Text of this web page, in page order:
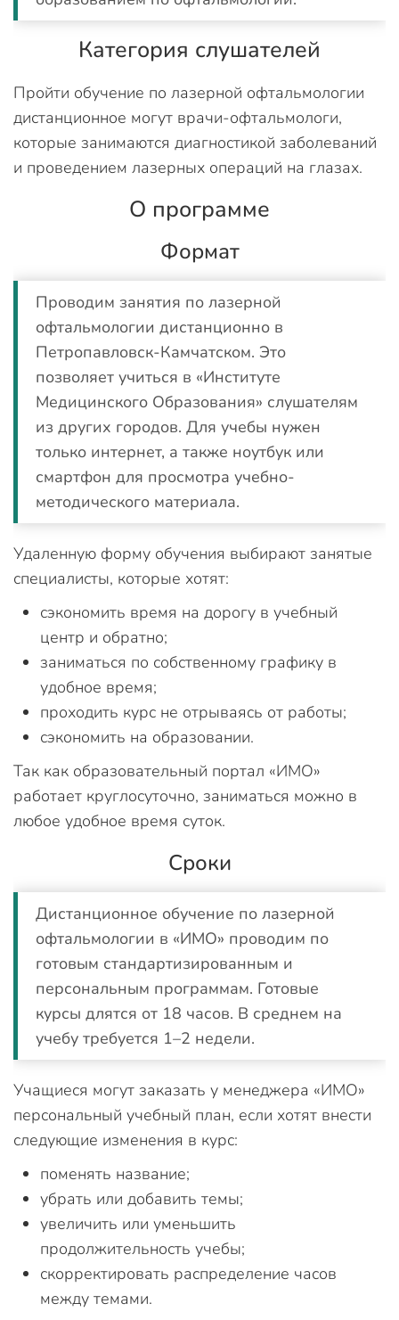
Категория слушателей
Пройти обучение по лазерной офтальмологии
дистанционное могут врачи-офтальмологи,
которые занимаются диагностикой заболеваний
и проведением лазерных операций на глазах.
О программе
Формат
Проводим занятия по лазерной
офтальмологии дистанционно в
Петропавловск-Камчатском. Это
позволяет учиться в «Институте
Медицинского Образования» слушателям
из других городов. Для учебы нужен
только интернет, а также ноутбук или
смартфон для просмотра учебно-
методического материала.
Удаленную форму обучения выбирают занятые
специалисты, которые хотят:
сэкономить время на дорогу в учебный
центр и обратно;
заниматься по собственному графику в
удобное время;
проходить курс не отрываясь от работы;
сэкономить на образовании.
Так как образовательный портал «ИМО»
работает круглосуточно, заниматься можно в
любое удобное время суток.
Сроки
Дистанционное обучение по лазерной
офтальмологии в «ИМО» проводим по
готовым стандартизированным и
персональным программам. Готовые
курсы длятся от 18 часов. В среднем на
учебу требуется 1–2 недели.
Учащиеся могут заказать у менеджера «ИМО»
персональный учебный план, если хотят внести
следующие изменения в курс:
поменять название;
убрать или добавить темы;
увеличить или уменьшить
продолжительность учебы;
скорректировать распределение часов
между темами.